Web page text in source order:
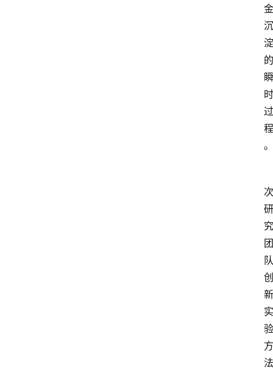
金
沉
淀
的
瞬
时
过
程
。
次
研
究
团
队
创
新
实
验
方
法